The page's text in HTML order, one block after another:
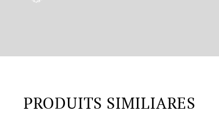
PRODUITS SIMILIARES